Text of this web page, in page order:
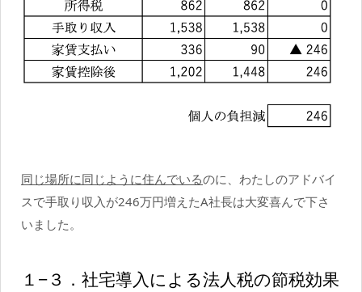
同じ場所に同じように住んでいるのに、わたしのアドバイ
スで手取り収入が246万円増えたA社長は大変喜んで下さ
いました。
１−３．社宅導入による法人税の節税効果